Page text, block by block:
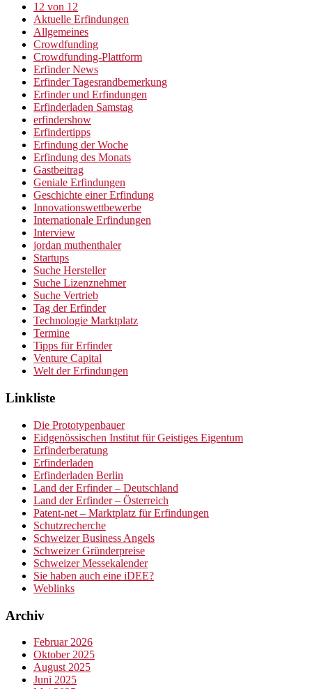
12 von 12
Aktuelle Erfindungen
Allgemeines
Crowdfunding
Crowdfunding-Plattform
Erfinder News
Erfinder Tagesrandbemerkung
Erfinder und Erfindungen
Erfinderladen Samstag
erfindershow
Erfindertipps
Erfindung der Woche
Erfindung des Monats
Gastbeitrag
Geniale Erfindungen
Geschichte einer Erfindung
Innovationswettbewerbe
Internationale Erfindungen
Interview
jordan muthenthaler
Startups
Suche Hersteller
Suche Lizenznehmer
Suche Vertrieb
Tag der Erfinder
Technologie Marktplatz
Termine
Tipps für Erfinder
Venture Capital
Welt der Erfindungen
Linkliste
Die Prototypenbauer
Eidgenössischen Institut für Geistiges Eigentum
Erfinderberatung
Erfinderladen
Erfinderladen Berlin
Land der Erfinder – Deutschland
Land der Erfinder – Österreich
Patent-net – Marktplatz für Erfindungen
Schutzrecherche
Schweizer Business Angels
Schweizer Gründerpreise
Schweizer Messekalender
Sie haben auch eine iDEE?
Weblinks
Archiv
Februar 2026
Oktober 2025
August 2025
Juni 2025